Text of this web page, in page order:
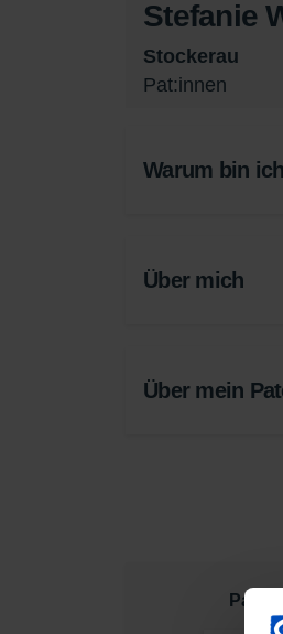
Stefanie
Stockerau
Pat:innen
Warum bin
Über mich
Über mein